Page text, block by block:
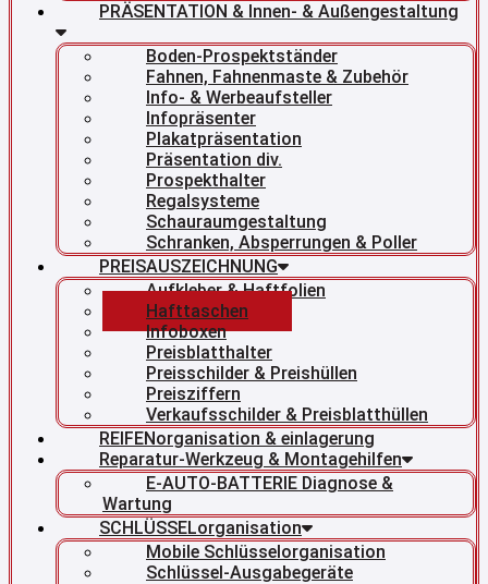
PRÄSENTATION & Innen- & Außengestaltung
Boden-Prospektständer
Fahnen, Fahnenmaste & Zubehör
Info- & Werbeaufsteller
Infopräsenter
Plakatpräsentation
Präsentation div.
Prospekthalter
Regalsysteme
Schauraumgestaltung
Schranken, Absperrungen & Poller
PREISAUSZEICHNUNG
Aufkleber & Haftfolien
Hafttaschen
Infoboxen
Preisblatthalter
Preisschilder & Preishüllen
Preisziffern
Verkaufsschilder & Preisblatthüllen
REIFENorganisation & einlagerung
Reparatur-Werkzeug & Montagehilfen
E-AUTO-BATTERIE Diagnose &
Wartung
SCHLÜSSELorganisation
Mobile Schlüsselorganisation
Schlüssel-Ausgabegeräte